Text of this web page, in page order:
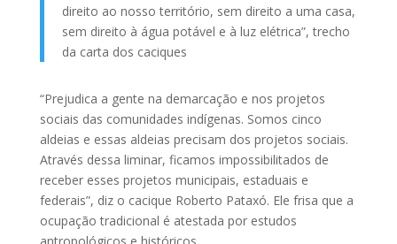
direito ao nosso território, sem direito a uma casa,
sem direito à água potável e à luz elétrica”, trecho
da carta dos caciques
“Prejudica a gente na demarcação e nos projetos
sociais das comunidades indígenas. Somos cinco
aldeias e essas aldeias precisam dos projetos sociais.
Através dessa liminar, ficamos impossibilitados de
receber esses projetos municipais, estaduais e
federais”, diz o cacique Roberto Pataxó. Ele frisa que a
ocupação tradicional é atestada por estudos